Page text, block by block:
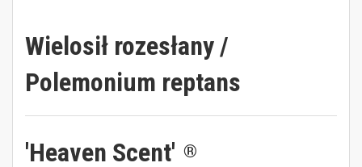
Wielosił rozesłany /
Polemonium reptans
'Heaven Scent' ®